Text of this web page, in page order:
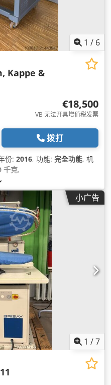
1 / 6
Kappe &
€18,500
VB 无法开具增值税发票
拨打
份: 2016, 功能: 完全功能, 机
千克,
小广告
1 /7